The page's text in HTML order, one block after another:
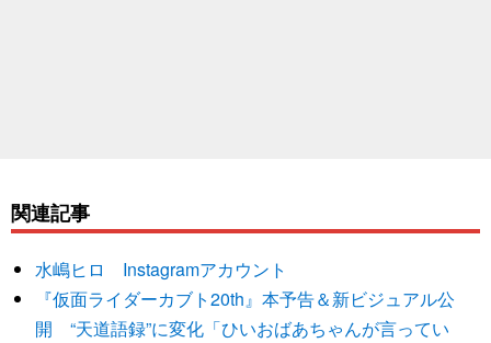
関連記事
水嶋ヒロ Instagramアカウント
『仮面ライダーカブト20th』本予告＆新ビジュアル公
開 “天道語録”に変化「ひいおばあちゃんが言ってい